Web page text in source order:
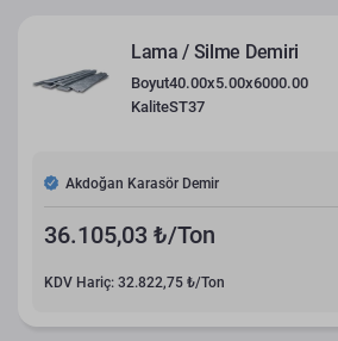
Lama / Silme Demiri
Boyut40.00x5.00x6000.00
KaliteST37
Akdoğan Karasör Demir
36.105,03 ₺/Ton
KDV Hariç: 32.822,75 ₺/Ton